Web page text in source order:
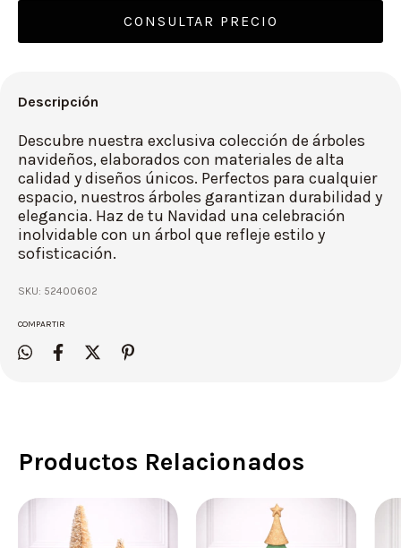
Descripción
Descubre nuestra exclusiva colección de árboles
navideños, elaborados con materiales de alta
calidad y diseños únicos. Perfectos para cualquier
espacio, nuestros árboles garantizan durabilidad y
elegancia. Haz de tu Navidad una celebración
inolvidable con un árbol que refleje estilo y
sofisticación.
SKU: 52400602
COMPARTIR
Productos Relacionados